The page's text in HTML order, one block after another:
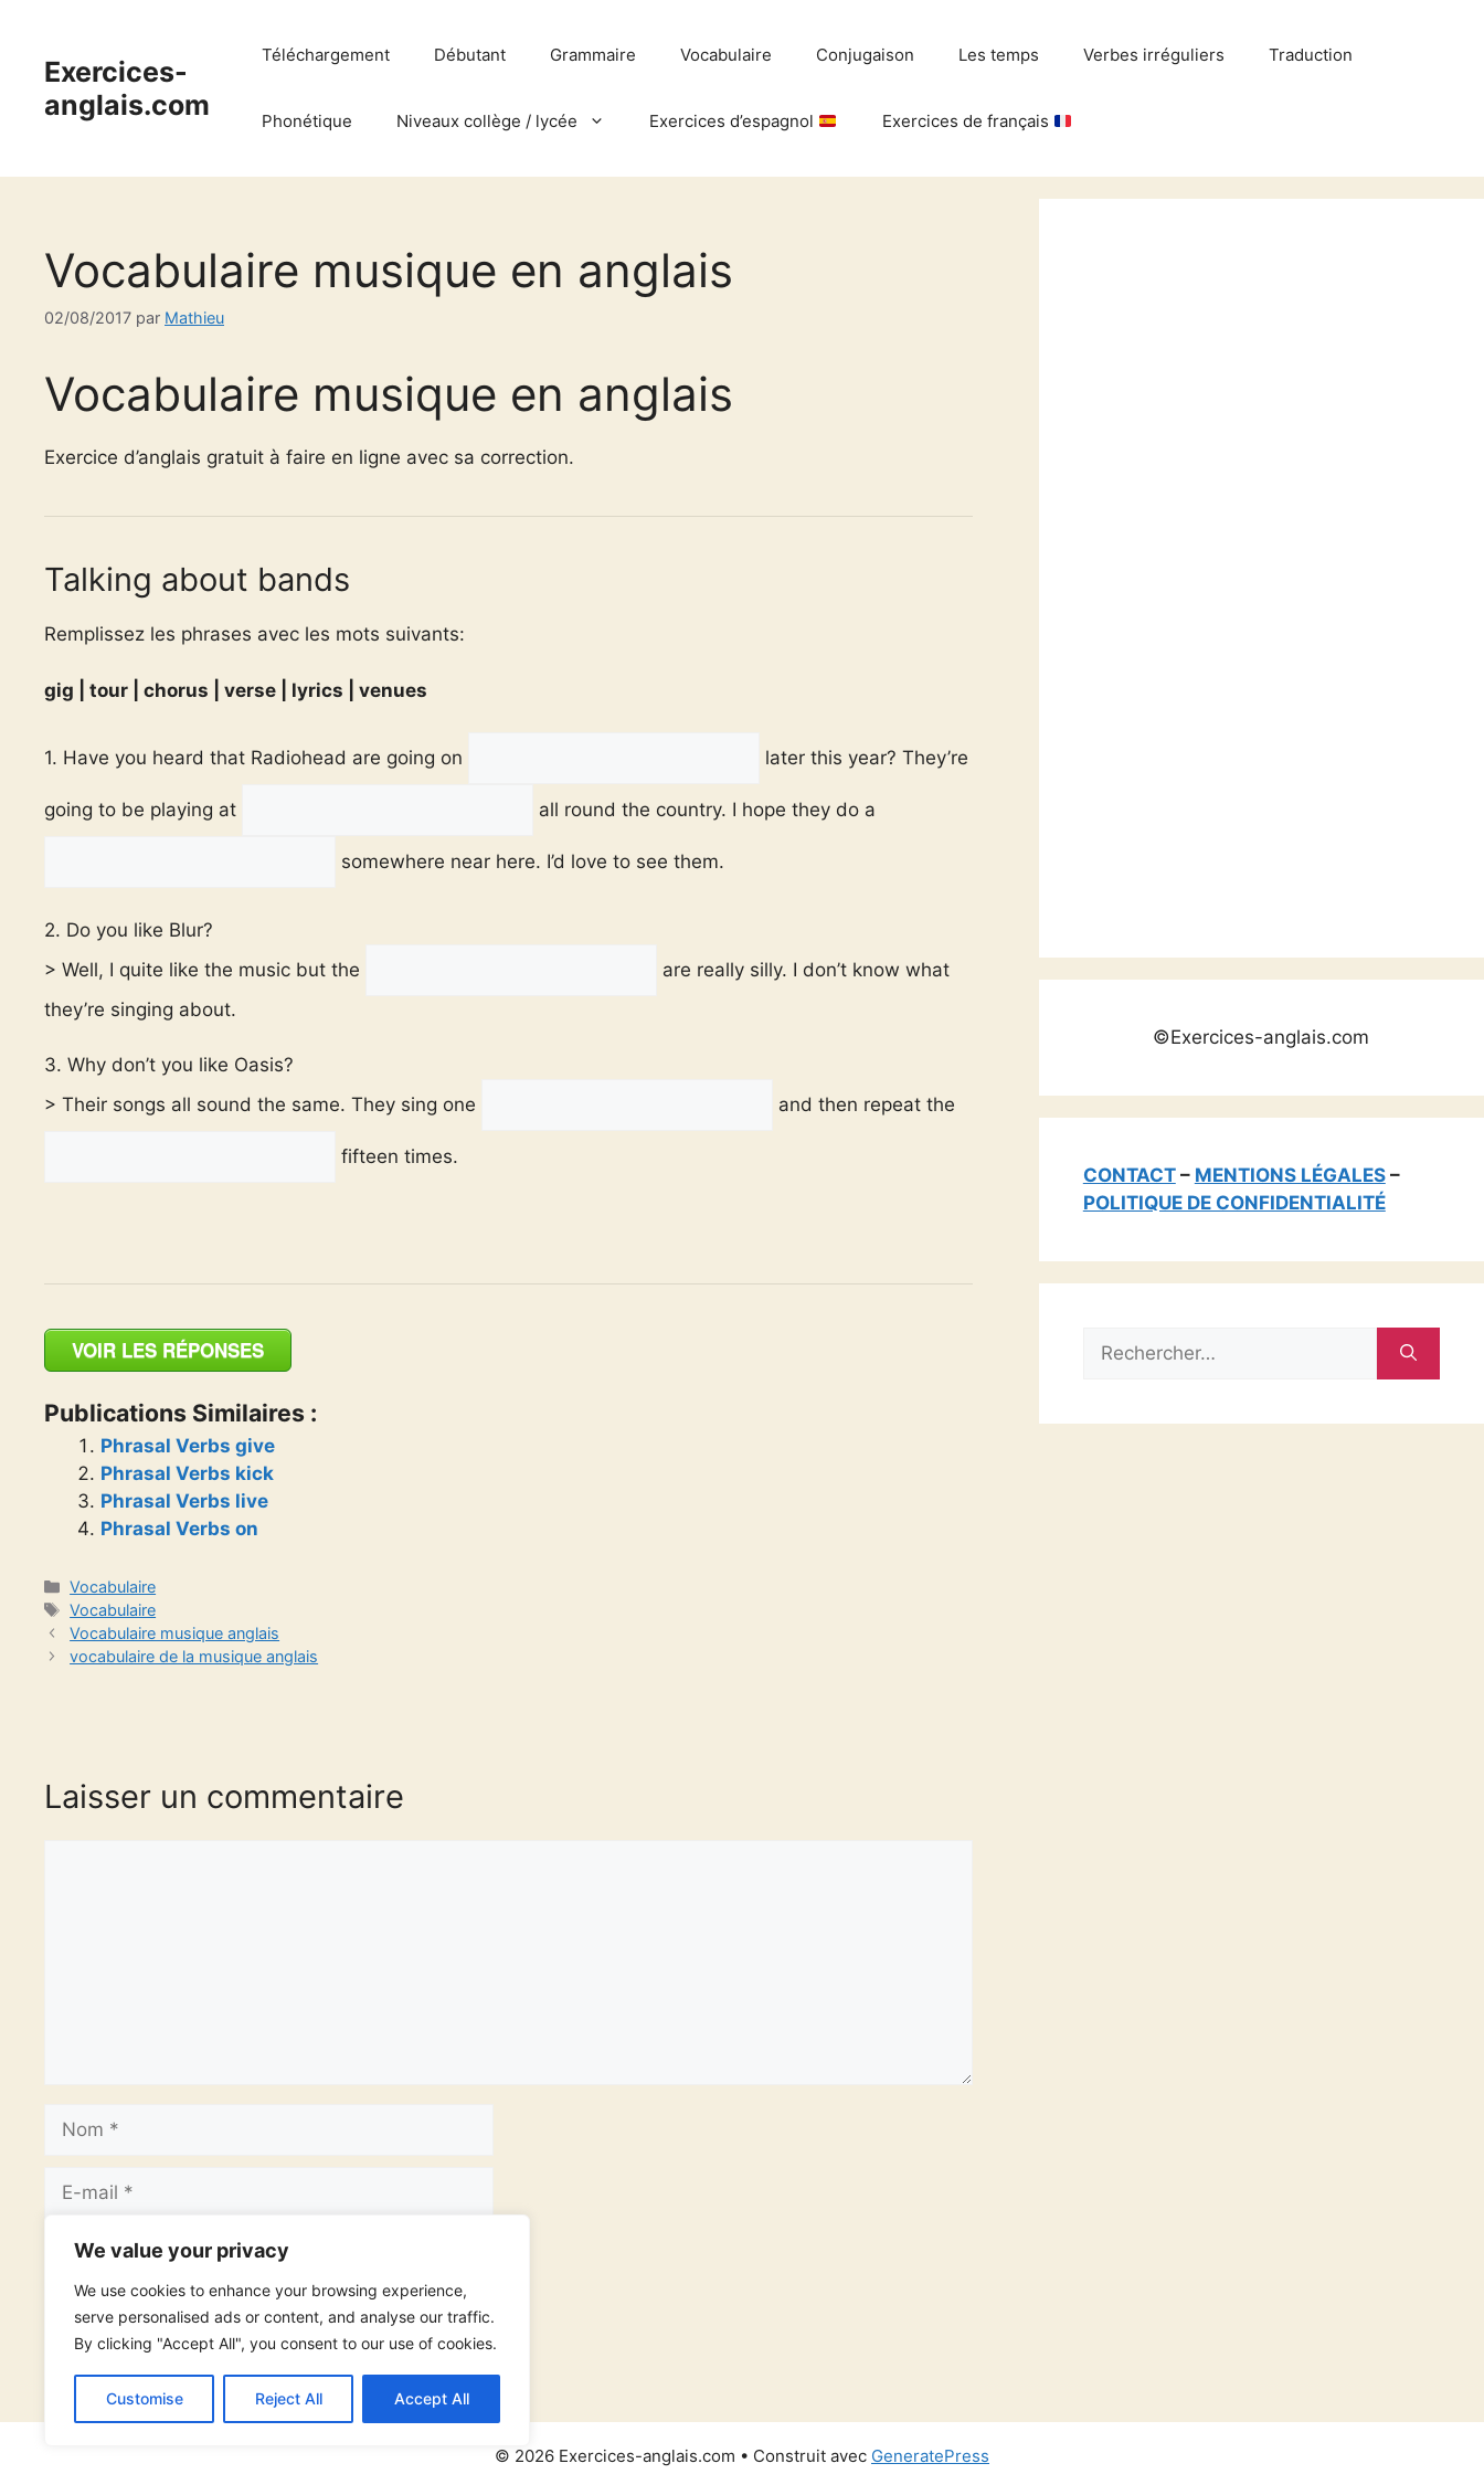
We value your privacy
We use cookies to enhance your browsing experience,
serve personalised ads or content, and analyse our traffic.
By clicking "Accept All", you consent to our use of cookies.
Customise Reject All Accept All
contenuExercices-
anglais.com
Téléchargement Débutant Grammaire Vocabulaire Conjugaison Les temps Verbes irréguliers Traduction
Phonétique Niveaux collège / lycée Exercices d’espagnol Exercices de français
Vocabulaire musique en anglais
02/08/2017 par Mathieu
Vocabulaire musique en anglais
Exercice d’anglais gratuit à faire en ligne avec sa correction.
Talking about bands
Remplissez les phrases avec les mots suivants:
gig | tour | chorus | verse | lyrics | venues
1. Have you heard that Radiohead are going on later this year? They’re
going to be playing at all round the country. I hope they do a
somewhere near here. I’d love to see them.
2. Do you like Blur?
> Well, I quite like the music but the
are really silly. I don’t know what
they’re singing about.
3. Why don’t you like Oasis?
> Their songs all sound the same. They sing one
and then repeat the
fifteen times.
VOIR LES RÉPONSES
Publications Similaires :
Phrasal Verbs give
Phrasal Verbs kick
Phrasal Verbs live
Phrasal Verbs on
Catégories
Vocabulaire
Étiquettes
Vocabulaire
Vocabulaire musique anglais
vocabulaire de la musique anglais
Laisser un commentaire
Nom
Site
©Exercices-anglais.com
CONTACT– MENTIONS LÉGALES–
POLITIQUE DE CONFIDENTIALITÉ
Rechercher :
© 2026 Exercices-anglais.com • Construit avec GeneratePress